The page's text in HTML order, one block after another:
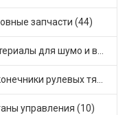
запчасти (44)
Материалы для шумо и виброизоляции (1)
Наконечники рулевых тяг (18)
управления (10)